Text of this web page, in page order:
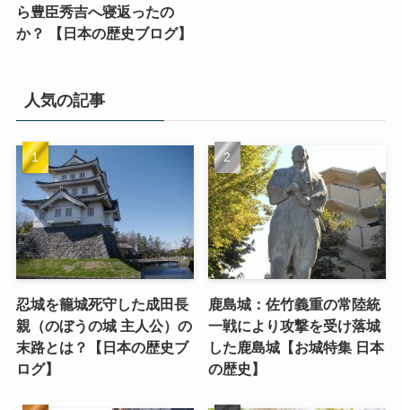
ら豊臣秀吉へ寝返ったの
か？ 【日本の歴史ブログ】
人気の記事
忍城を籠城死守した成田長
親（のぼうの城 主人公）の
末路とは？【日本の歴史ブ
ログ】
鹿島城：佐竹義重の常陸統
一戦により攻撃を受け落城
した鹿島城【お城特集 日本
の歴史】